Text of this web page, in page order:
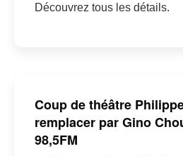
Découvrez tous les détails.
Coup de théâtre
remplacer par Gino
98,5FM